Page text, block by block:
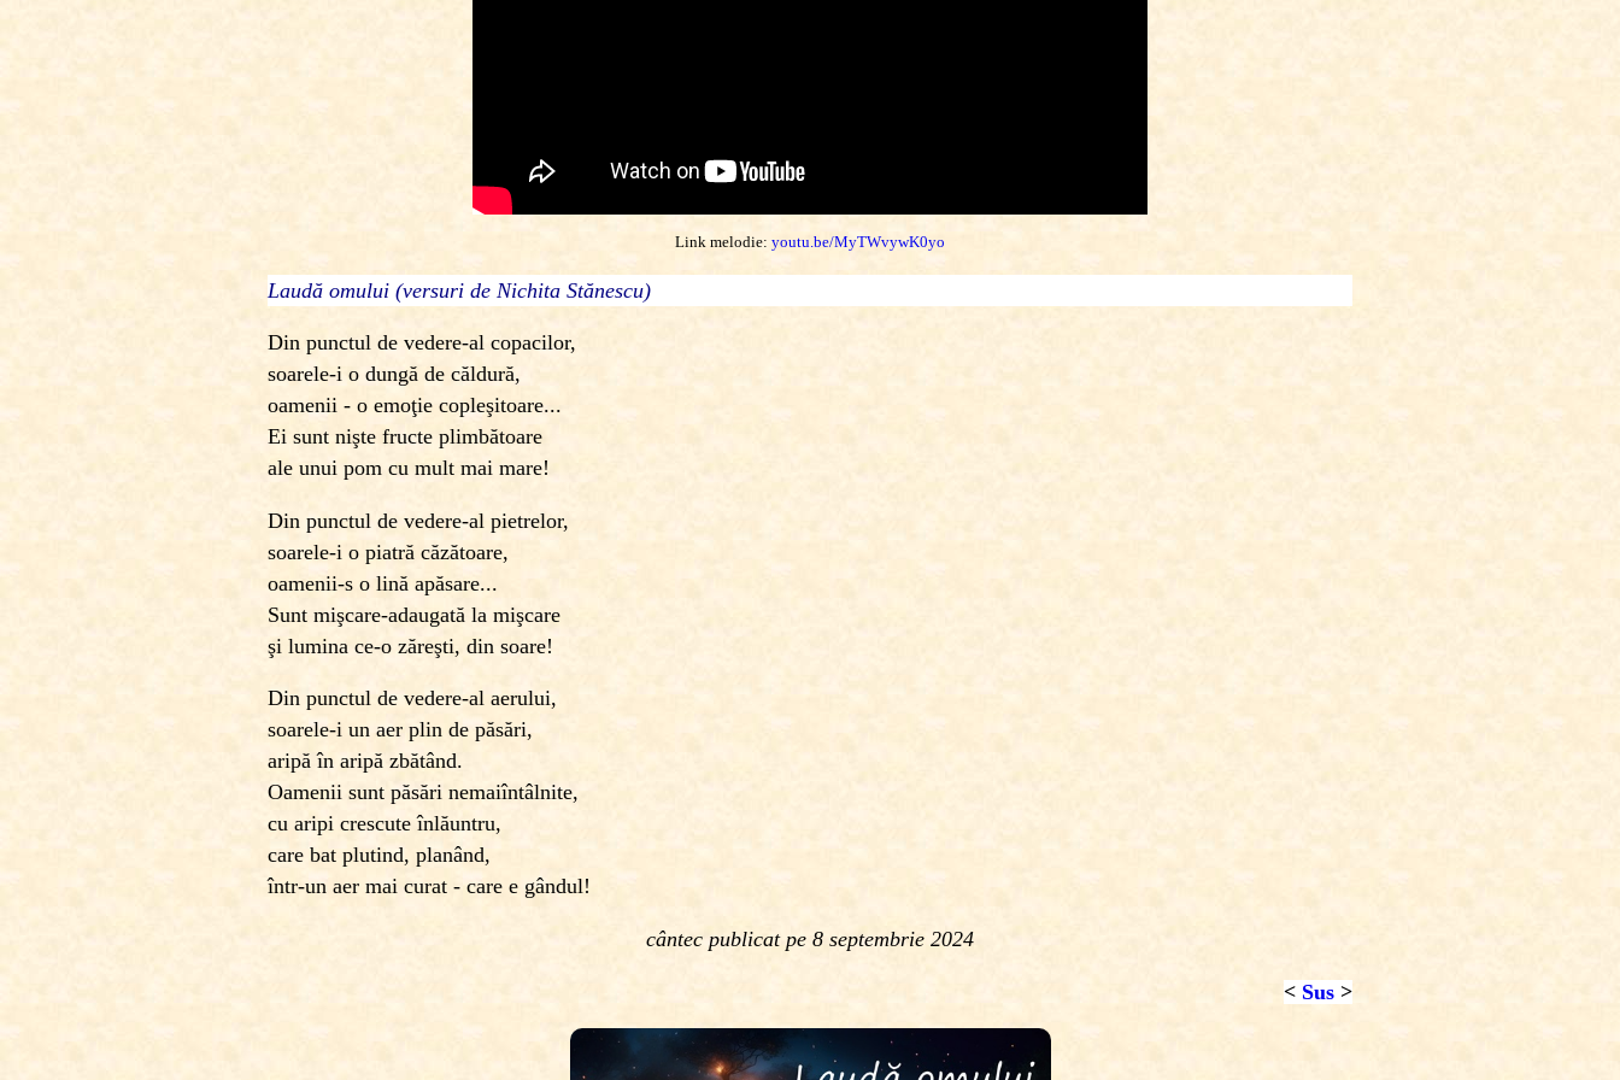
Link melodie: youtu.be/MyTWvywK0yo
Laudă omului (versuri de Nichita Stănescu)
Din punctul de vedere-al copacilor,
soarele-i o dungă de căldură,
oamenii - o emoţie copleşitoare...
Ei sunt nişte fructe plimbătoare
ale unui pom cu mult mai mare!
Din punctul de vedere-al pietrelor,
soarele-i o piatră căzătoare,
oamenii-s o lină apăsare...
Sunt mişcare-adaugată la mişcare
şi lumina ce-o zăreşti, din soare!
Din punctul de vedere-al aerului,
soarele-i un aer plin de păsări,
aripă în aripă zbătând.
Oamenii sunt păsări nemaiîntâlnite,
cu aripi crescute înlăuntru,
care bat plutind, planând,
într-un aer mai curat - care e gândul!
cântec publicat pe 8 septembrie 2024
< Sus >